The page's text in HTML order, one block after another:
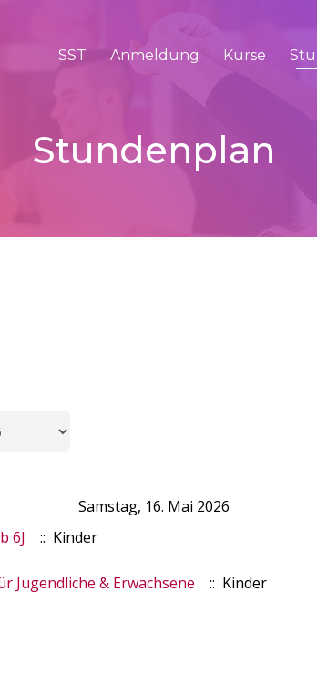
SST Anmeldung Kurse
Stundenplan
Samstag, 16. Mai 2026
6J :: Kinder
Jugendliche & Erwachsene :: Kinder